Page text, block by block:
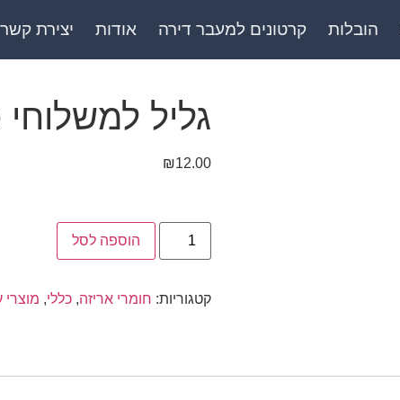
הובלות קרטונים למעבר דירה אודות יצירת קשר
גליל
₪12.00
הוספה לסל
קטגוריות: חומרי אריזה, כללי, מוצרי